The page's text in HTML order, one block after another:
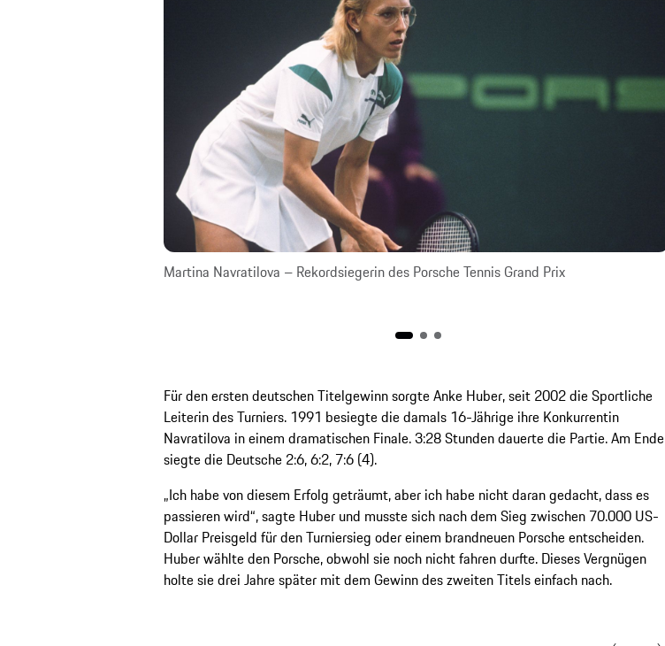
Martina Navratilova – Rekordsiegerin des Porsche Tennis Grand Prix
Für den ersten deutschen Titelgewinn sorgte Anke Huber, seit 2002 die Sportliche
Leiterin des Turniers. 1991 besiegte die damals 16-Jährige ihre Konkurrentin
Navratilova in einem dramatischen Finale. 3:28 Stunden dauerte die Partie. Am Ende
siegte die Deutsche 2:6, 6:2, 7:6 (4).
„Ich habe von diesem Erfolg geträumt, aber ich habe nicht daran gedacht, dass es
passieren wird“, sagte Huber und musste sich nach dem Sieg zwischen 70.000 US-
Dollar Preisgeld für den Turniersieg oder einem brandneuen Porsche entscheiden.
Huber wählte den Porsche, obwohl sie noch nicht fahren durfte. Dieses Vergnügen
holte sie drei Jahre später mit dem Gewinn des zweiten Titels einfach nach.